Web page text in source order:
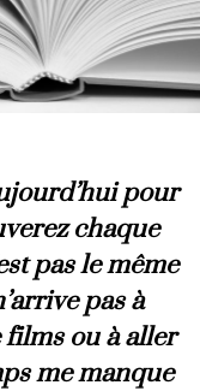
pour
chaque
pas le même
pas à
ou à aller
me manque